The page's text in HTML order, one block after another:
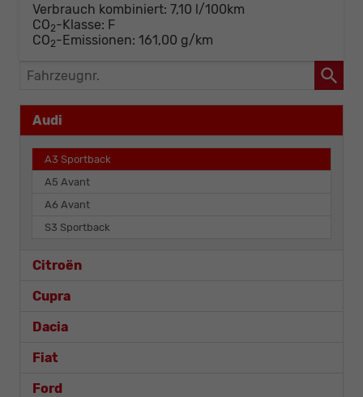
Verbrauch kombiniert: 7,10 l/100km
CO2-Klasse: F
CO2-Emissionen: 161,00 g/km
Fahrzeugnr.
Audi
A3 Sportback
A5 Avant
A6 Avant
S3 Sportback
Citroën
Cupra
Dacia
Fiat
Ford